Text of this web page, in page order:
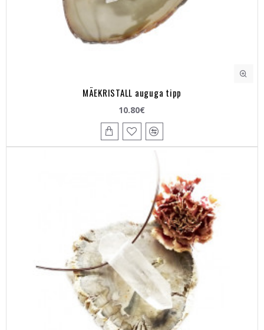
MÄEKRISTALL auguga tipp
10.80€